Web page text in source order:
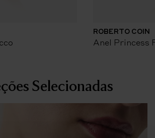
ROBERTO COIN
Anel Princess
Selecionadas